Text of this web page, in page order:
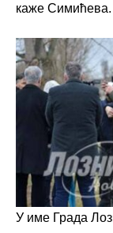
каже Симићева.
У име Града